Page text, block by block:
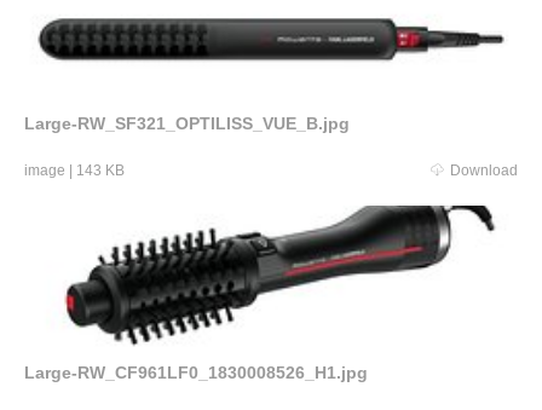
Large-RW_SF321_OPTILISS_VUE_B.jpg
image 143 KB Download
Large-RW_CF961LF0_1830008526_H1.jpg